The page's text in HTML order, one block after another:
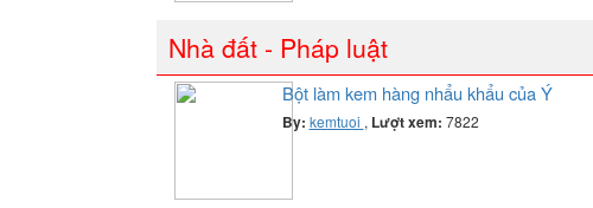
Nhà đất - Pháp luật
Bột làm kem hàng nhẩu khẩu của Ý
By: kemtuoi , Lượt xem: 7822